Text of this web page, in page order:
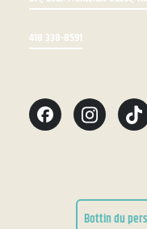
418 338-8591
Bottin du